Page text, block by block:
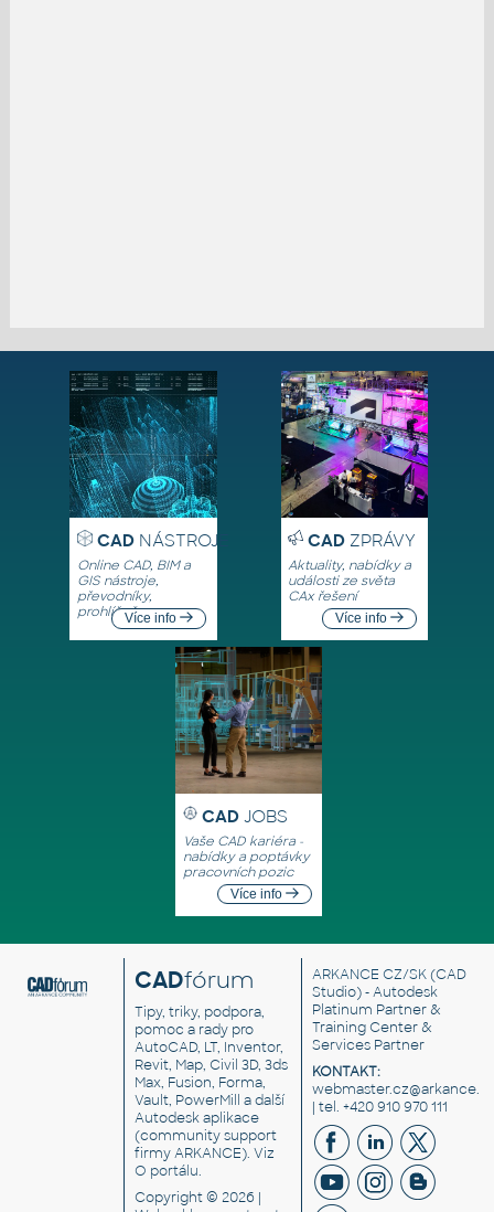
CADNÁSTROJE
Online CAD, BIM a
GIS nástroje,
převodníky,
prohlížečeVíce info
CADZPRÁVY
Aktuality, nabídky a
události ze světa
CAx řešení
Více info
CAD JOBS
Vaše CAD kariéra -
nabídky a poptávky
pracovních pozic
Více info
CADfórum
Tipy, triky, podpora,
pomoc a rady pro
AutoCAD, LT, Inventor,
Revit, Map, Civil 3D, 3ds
Max, Fusion, Forma,
Vault, PowerMill a další
Autodesk aplikace
(community support
firmy ARKANCE). Viz
O portálu.
Copyright © 2026 |
ARKANCE CZ/SK(CAD
Studio) - Autodesk
Platinum Partner &
Training Center &
Services Partner
KONTAKT:
| tel. +420 910 970 111